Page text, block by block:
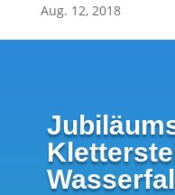
Aug. 12, 2018